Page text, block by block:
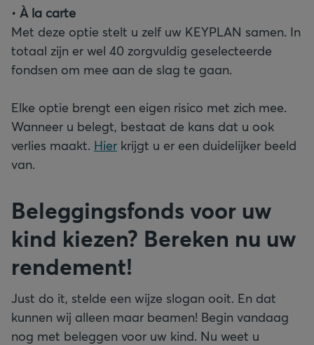
• À la carte
Met deze optie stelt u zelf uw KEYPLAN samen. In
totaal zijn er wel 40 zorgvuldig geselecteerde
fondsen om mee aan de slag te gaan.
Elke optie brengt een eigen risico met zich mee.
Wanneer u belegt, bestaat de kans dat u ook
verlies maakt. Hier krijgt u er een duidelijker beeld
van.
Beleggingsfonds voor uw
kind kiezen? Bereken nu uw
rendement!
Just do it, stelde een wijze slogan ooit. En dat
kunnen wij alleen maar beamen! Begin vandaag
nog met beleggen voor uw kind. Nu weet u